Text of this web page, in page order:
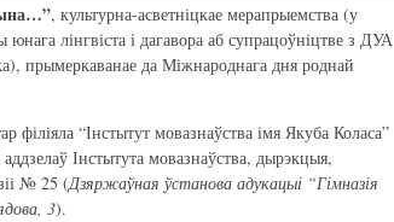
, культурна-асветніцкае мерапрыемства (у
лінгвіста і дагавора аб супрацоўніцтве з ДУА
прымеркаванае да Міжнароднага дня роднай
філіяла “Інстытут мовазнаўства імя Якуба Коласа”
Інстытута мовазнаўства, дырэкцыя,
№ 25 (Дзяржаўная ўстанова адукацыі “Гімназія
3).